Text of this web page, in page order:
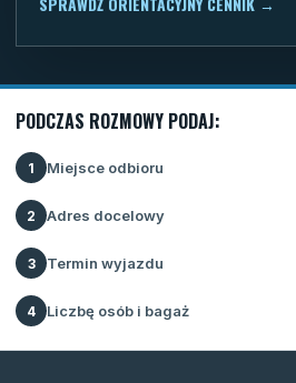
PODCZAS ROZMOWY PODAJ:
1 Miejsce odbioru
2 Adres docelowy
3 Termin wyjazdu
4 Liczbę osób i bagaż